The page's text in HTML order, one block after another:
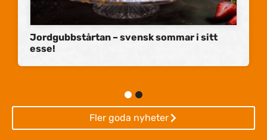
Jordgubbstårtan – svensk sommar i sitt
esse!
Fler goda nyheter